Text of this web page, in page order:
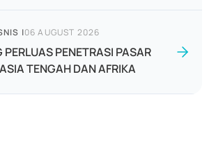
|06 AUGUST 2026
PERLUAS PENETRASI PASAR
TENGAH DAN AFRIKA